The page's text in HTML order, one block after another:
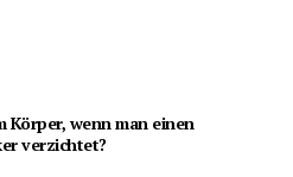
Körper, wenn man einen
verzichtet?